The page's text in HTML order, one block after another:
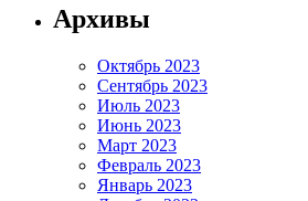
Архивы
Октябрь 2023
Сентябрь 2023
Июль 2023
Июнь 2023
Март 2023
Февраль 2023
Январь 2023